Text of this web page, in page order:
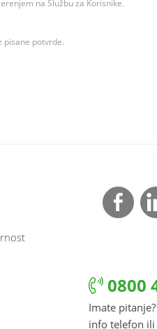
na Službu za Korisnike.
pisane potvrde.
0800
Imate
info telefon